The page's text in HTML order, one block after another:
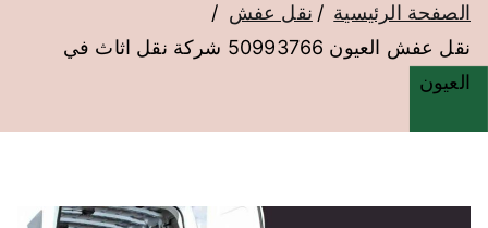
الصفحة الرئيسية
نقل عفش
نقل عفش العيون 50993766 شركة نقل اثاث في
العيون